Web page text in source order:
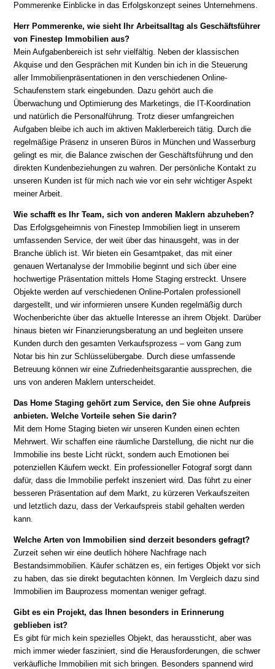
Pommerenke Einblicke in das Erfolgskonzept seines Unternehmens.
Herr Pommerenke, wie sieht Ihr Arbeitsalltag als Geschäftsführer
von Finestep Immobilien aus?
Mein Aufgabenbereich ist sehr vielfältig. Neben der klassischen
Akquise und den Gesprächen mit Kunden bin ich in die Steuerung
aller Immobilienpräsentationen in den verschiedenen Online-
Schaufenstern stark eingebunden. Dazu gehört auch die
Überwachung und Optimierung des Marketings, die IT-Koordination
und natürlich die Personalführung. Trotz dieser umfangreichen
Aufgaben bleibe ich auch im aktiven Maklerbereich tätig. Durch die
regelmäßige Präsenz in unseren Büros in München und Wasserburg
gelingt es mir, die Balance zwischen der Geschäftsführung und den
direkten Kundenbeziehungen zu wahren. Der persönliche Kontakt zu
unseren Kunden ist für mich nach wie vor ein sehr wichtiger Aspekt
meiner Arbeit.
Wie schafft es Ihr Team, sich von anderen Maklern abzuheben?
Das Erfolgsgeheimnis von Finestep Immobilien liegt in unserem
umfassenden Service, der weit über das hinausgeht, was in der
Branche üblich ist. Wir bieten ein Gesamtpaket, das mit einer
genauen Wertanalyse der Immobilie beginnt und sich über eine
hochwertige Präsentation mittels Home Staging erstreckt. Unsere
Objekte werden auf verschiedenen Online-Portalen professionell
dargestellt, und wir informieren unsere Kunden regelmäßig durch
Wochenberichte über das aktuelle Interesse an ihrem Objekt. Darüber
hinaus bieten wir Finanzierungsberatung an und begleiten unsere
Kunden durch den gesamten Verkaufsprozess – vom Gang zum
Notar bis hin zur Schlüsselübergabe. Durch diese umfassende
Betreuung können wir eine Zufriedenheitsgarantie aussprechen, die
uns von anderen Maklern unterscheidet.
Das Home Staging gehört zum Service, den Sie ohne Aufpreis
anbieten. Welche Vorteile sehen Sie darin?
Mit dem Home Staging bieten wir unseren Kunden einen echten
Mehrwert. Wir schaffen eine räumliche Darstellung, die nicht nur die
Immobilie ins beste Licht rückt, sondern auch Emotionen bei
potenziellen Käufern weckt. Ein professioneller Fotograf sorgt dann
dafür, dass die Immobilie perfekt inszeniert wird. Das führt zu einer
besseren Präsentation auf dem Markt, zu kürzeren Verkaufszeiten
und letztlich dazu, dass der Verkaufspreis stabil gehalten werden
kann.
Welche Arten von Immobilien sind derzeit besonders gefragt?
Zurzeit sehen wir eine deutlich höhere Nachfrage nach
Bestandsimmobilien. Käufer schätzen es, ein fertiges Objekt vor sich
zu haben, das sie direkt begutachten können. Im Vergleich dazu sind
Immobilien im Bauprozess momentan weniger gefragt.
Gibt es ein Projekt, das Ihnen besonders in Erinnerung
geblieben ist?
Es gibt für mich kein spezielles Objekt, das heraussticht, aber was
mich immer wieder fasziniert, sind die Herausforderungen, die schwer
verkäufliche Immobilien mit sich bringen. Besonders spannend wird